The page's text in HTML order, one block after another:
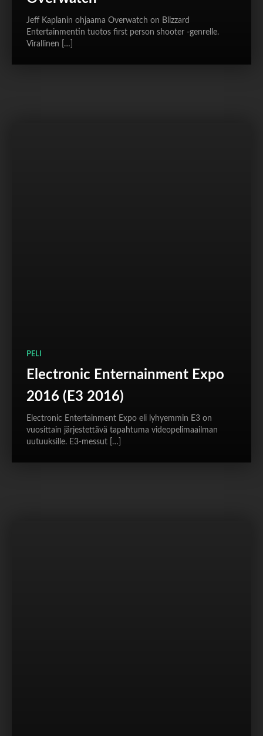
Jeff Kaplanin ohjaama Overwatch on Blizzard
Entertainmentin tuotos first person shooter -genrelle.
Virallinen […]
PELI
Electronic Enternainment Expo
2016 (E3 2016)
Electronic Entertainment Expo eli lyhyemmin E3 on
vuosittain järjestettävä tapahtuma videopelimaailman
uutuuksille. E3-messut […]